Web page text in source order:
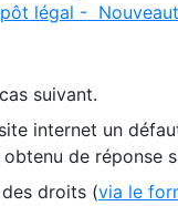
légal -
suivant.
internet un
de réponse
droits (via le